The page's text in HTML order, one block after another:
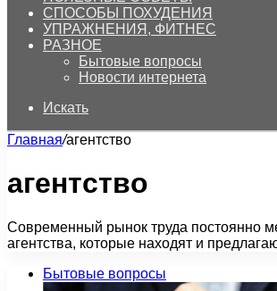
СПОСОБЫ ПОХУДЕНИЯ
УПРАЖНЕНИЯ, ФИТНЕС
РАЗНОЕ
Бытовые вопросы
Новости интернета
Искать
Главная/агентство
агентство
Современный рынок труда постоянно
агентства, которые находят и
Бытовые вопросы